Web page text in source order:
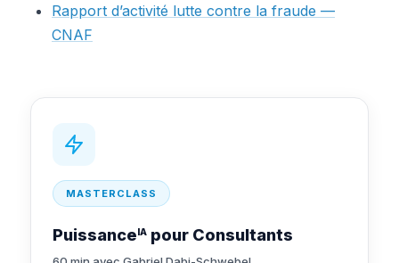
Rapport d’activité lutte contre la fraude —
CNAF
MASTERCLASS
Puissance IA pour Consultants